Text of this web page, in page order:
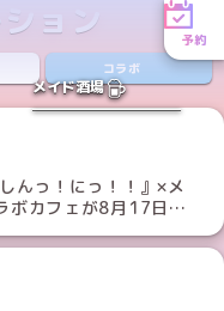
予約
メイド酒場
ョン
コラボ
んっ！にっ！！』×メ
ボカフェが8月17日